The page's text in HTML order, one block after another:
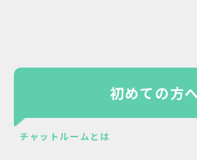
初めての方へ
チャットルームとは